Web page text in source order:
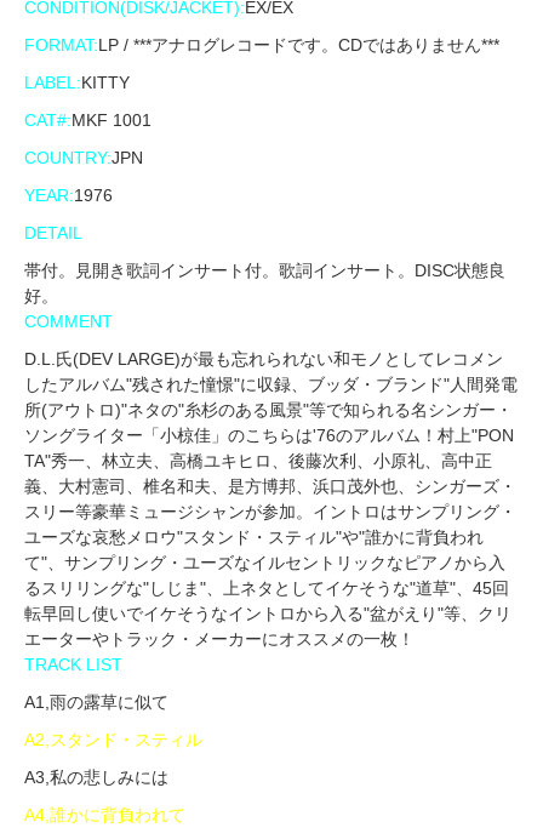
CONDITION(DISK/JACKET):EX/EX
FORMAT:LP / ***アナログレコードです。CDではありません***
LABEL:KITTY
CAT#:MKF 1001
COUNTRY:JPN
YEAR:1976
DETAIL
帯付。見開き歌詞インサート付。歌詞インサート。DISC状態良
好。
COMMENT
D.L.氏(DEV LARGE)が最も忘れられない和モノとしてレコメン
したアルバム"残された憧憬"に収録、ブッダ・ブランド"人間発電
所(アウトロ)"ネタの"糸杉のある風景"等で知られる名シンガー・
ソングライター「小椋佳」のこちらは'76のアルバム！村上"PON
TA"秀一、林立夫、高橋ユキヒロ、後藤次利、小原礼、高中正
義、大村憲司、椎名和夫、是方博邦、浜口茂外也、シンガーズ・
スリー等豪華ミュージシャンが参加。イントロはサンプリング・
ユーズな哀愁メロウ"スタンド・スティル"や"誰かに背負われ
て"、サンプリング・ユーズなイルセントリックなピアノから入
るスリリングな"しじま"、上ネタとしてイケそうな"道草"、45回
転早回し使いでイケそうなイントロから入る"盆がえり"等、クリ
エーターやトラック・メーカーにオススメの一枚！
TRACK LIST
A1,雨の露草に似て
A2,スタンド・スティル
A3,私の悲しみには
A4,誰かに背負われて